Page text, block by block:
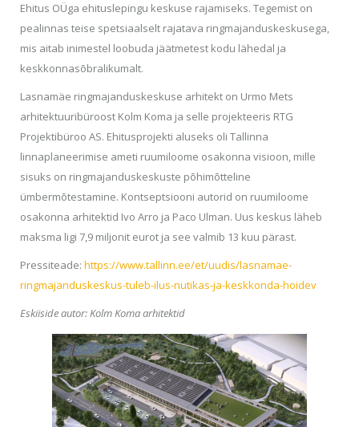
Ehitus OÜga ehituslepingu keskuse rajamiseks. Tegemist on
pealinnas teise spetsiaalselt rajatava ringmajanduskeskusega,
mis aitab inimestel loobuda jäätmetest kodu lähedal ja
keskkonnasõbralikumalt.
Lasnamäe ringmajanduskeskuse arhitekt on Urmo Mets
arhitektuuribüroost Kolm Koma ja selle projekteeris RTG
Projektibüroo AS. Ehitusprojekti aluseks oli Tallinna
linnaplaneerimise ameti ruumiloome osakonna visioon, mille
sisuks on ringmajanduskeskuste põhimõtteline
ümbermõtestamine. Kontseptsiooni autorid on ruumiloome
osakonna arhitektid Ivo Arro ja Paco Ulman. Uus keskus läheb
maksma ligi 7,9 miljonit eurot ja see valmib 13 kuu pärast.
Pressiteade: https://www.tallinn.ee/et/uudis/lasnamae-
ringmajanduskeskus-tuleb-ilus-nutikas-ja-keskkonda-hoidev
Eskiiside autor: Kolm Koma arhitektid